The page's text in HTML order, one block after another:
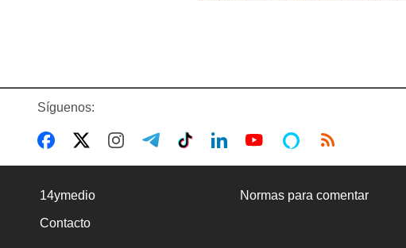
Síguenos:
14ymedio Normas para comentar
Contacto